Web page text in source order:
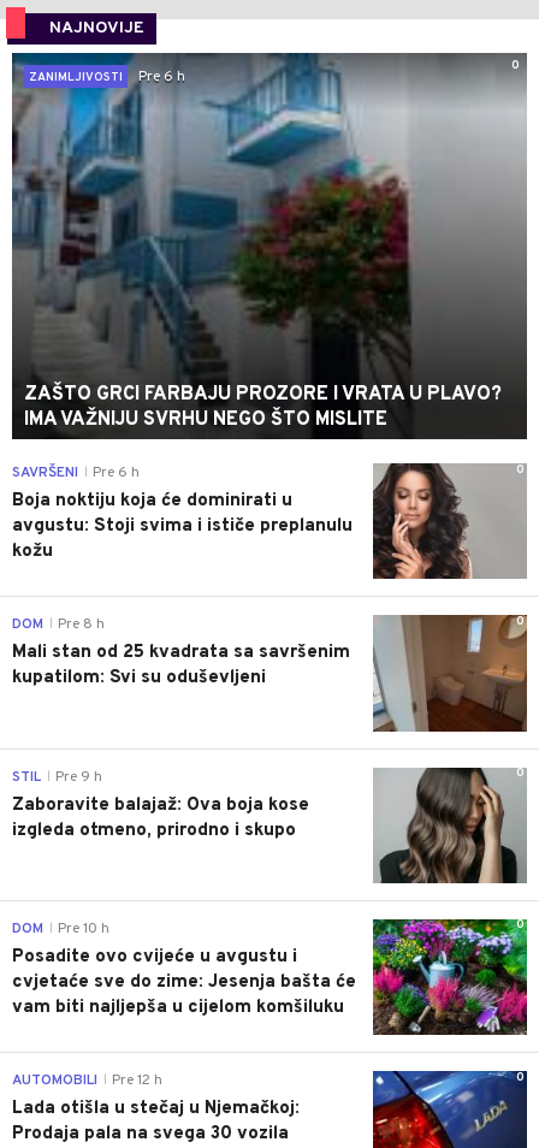
NAJNOVIJE
0
ZANIMLJIVOSTI
Pre 6 h
ZAŠTO GRCI FARBAJU PROZORE I VRATA U PLAVO?
IMA VAŽNIJU SVRHU NEGO ŠTO MISLITE
0
SAVRŠENI Pre 6 h
Boja noktiju koja će dominirati u
avgustu: Stoji svima i ističe preplanulu
kožu
0
DOM Pre 8 h
Mali stan od 25 kvadrata sa savršenim
kupatilom: Svi su oduševljeni
0
STIL Pre 9 h
Zaboravite balajaž: Ova boja kose
izgleda otmeno, prirodno i skupo
0
DOM Pre 10 h
Posadite ovo cvijeće u avgustu i
cvjetaće sve do zime: Jesenja bašta će
vam biti najljepša u cijelom komšiluku
0
AUTOMOBILI Pre 12 h
Lada otišla u stečaj u Njemačkoj:
Prodaja pala na svega 30 vozila